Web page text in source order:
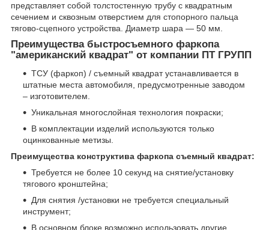
представляет собой толстостенную трубу с квадратным
сечением и сквозным отверстием для стопорного пальца
тягово-сцепного устройства. Диаметр шара — 50 мм.
Преимущества быстросъемного фаркопа
"американский квадрат" от компании ПТ ГРУПП
ТСУ (фаркоп) / съемный квадрат устанавливается в
штатные места автомобиля, предусмотренные заводом
– изготовителем.
Уникальная многослойная технология покраски;
В комплектации изделий используются только
оцинкованные метизы.
Преимущества конструктива фаркопа съемный квадрат:
Требуется не более 10 секунд на снятие/установку
тягового кронштейна;
Для снятия /установки не требуется специальный
инструмент;
В основном блоке возможно использовать другие